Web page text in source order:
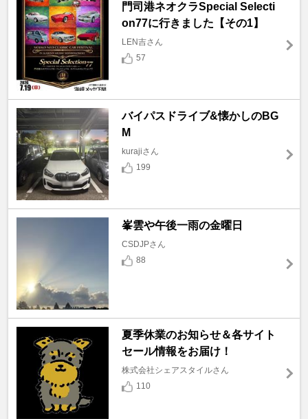
門司港ネオクラSpecial Selecti
on77に行きました【その1】
LEN吉さん
57
バイパスドライブ&懐かしのBG
M
kurajiさん
199
峯雲や午後一雨の金曜日
CSDJPさん
88
夏季休業のお知らせ＆各サイト
セール情報をお届け！
株式会社シェアスタイルさん
110